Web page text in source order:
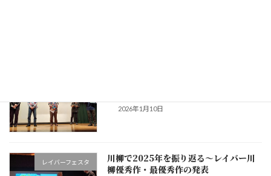
2026年1月10日
レイバーフェスタ
川柳で2025年を振り返る〜レイバー川
柳優秀作・最優秀作の発表